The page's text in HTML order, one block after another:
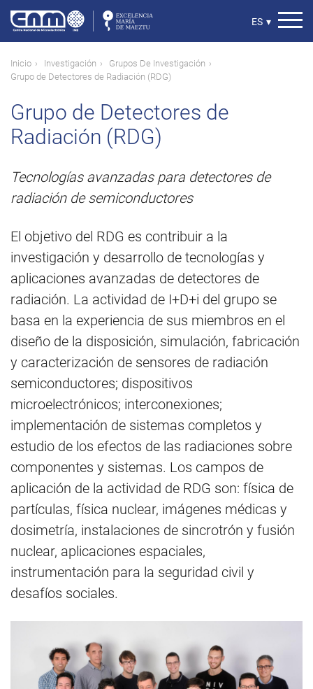
contenido
principal
Select
ES ▾
Ruta
de
navegación
Inicio Investigación
Grupos De Investigación
Grupo de Detectores de Radiación (RDG)
Grupo de Detectores de
Radiación (RDG)
Tecnologías avanzadas para detectores de
radiación de semiconductores
El objetivo del RDG es contribuir a la
investigación y desarrollo de tecnologías y
aplicaciones avanzadas de detectores de
radiación. La actividad de I+D+i del grupo se
basa en la experiencia de sus miembros en el
diseño de la disposición, simulación, fabricación
y caracterización de sensores de radiación
semiconductores; dispositivos
microelectrónicos; interconexiones;
implementación de sistemas completos y
estudio de los efectos de las radiaciones sobre
componentes y sistemas. Los campos de
aplicación de la actividad de RDG son: física de
partículas, física nuclear, imágenes médicas y
dosimetría, instalaciones de sincrotrón y fusión
nuclear, aplicaciones espaciales,
instrumentación para la seguridad civil y
desafíos sociales.